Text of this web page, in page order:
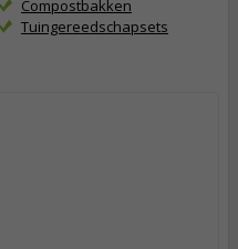
Compostbakken
Tuingereedschapsets